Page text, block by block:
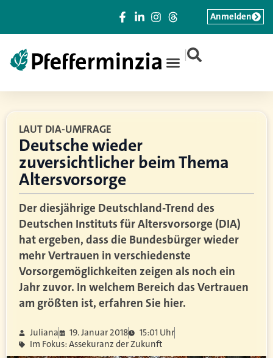
|
Anmelden
LAUT DIA-UMFRAGE
Deutsche wieder
zuversichtlicher beim Thema
Altersvorsorge
Der diesjährige Deutschland-Trend des
Deutschen Instituts für Altersvorsorge (DIA)
hat ergeben, dass die Bundesbürger wieder
mehr Vertrauen in verschiedenste
Vorsorgemöglichkeiten zeigen als noch ein
Jahr zuvor. In welchem Bereich das Vertrauen
am größten ist, erfahren Sie hier.
Juliana 19. Januar 2018
15:01 Uhr
Im Fokus: Assekuranz der Zukunft